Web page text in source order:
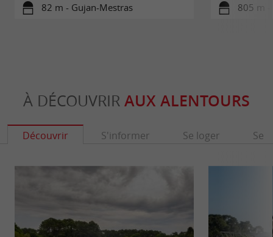
82 m - Gujan-Mestras 805 m -
À DÉCOUVRIR AUX ALENTOURS
Découvrir S'informer Se loger Se